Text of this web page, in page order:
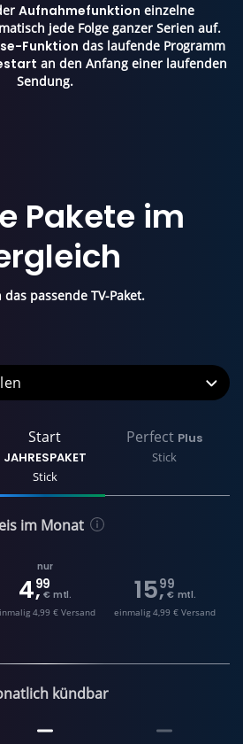
Aufnahmefunktion einzelne
jede Folge ganzer Serien auf.
Funktion das laufende Programm
an den Anfang einer laufenden
Sendung.
Pakete im
das passende TV-Paket.
Start
JAHRESPAKET
Stick
Perfect Plus
Stick
im Monat
nur
4,99
€ mtl.
4,99 € Versand
15,99
€ mtl.
einmalig 4,99 € Versand
kündbar